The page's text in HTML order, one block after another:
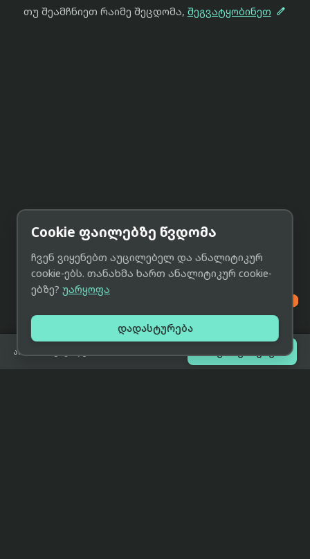
თუ შეამჩნიეთ რაიმე შეცდომა, შეგვატყობინეთ 
არ არის გაყიდვაში შეთავაზებები

Cookie ფაილებზე წვდომა
ჩვენ ვიყენებთ აუცილებელ და ანალიტიკურ
cookie-ებს. თანახმა ხართ ანალიტიკურ cookie-
ებზე? უარყოფა
დადასტურება